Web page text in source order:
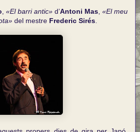
«El barri antic» d’Antoni Mas «El meu
del mestre Frederic Sirés